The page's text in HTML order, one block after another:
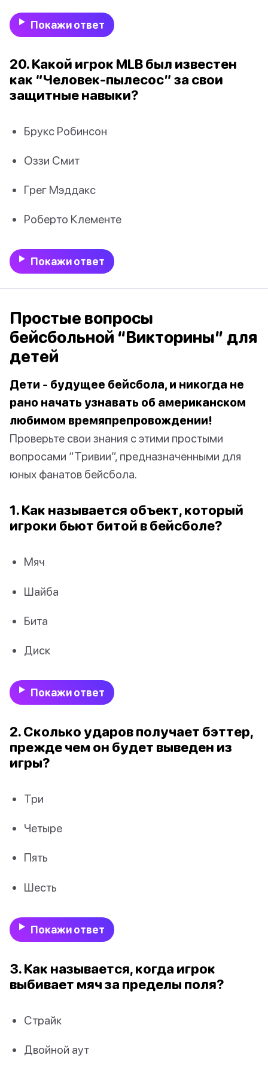
Покажи ответ
20. Какой игрок MLB был известен
как “Человек-пылесос” за свои
защитные навыки?
Брукс Робинсон
Оззи Смит
Грег Мэддакс
Роберто Клементе
Покажи ответ
Простые вопросы
бейсбольной “Викторины” для
детей
Дети - будущее бейсбола, и никогда не
рано начать узнавать об американском
любимом времяпрепровождении!
Проверьте свои знания с этими простыми
вопросами “Тривии”, предназначенными для
юных фанатов бейсбола.
1. Как называется объект, который
игроки бьют битой в бейсболе?
Мяч
Шайба
Бита
Диск
Покажи ответ
2. Сколько ударов получает бэттер,
прежде чем он будет выведен из
игры?
Три
Четыре
Пять
Шесть
Покажи ответ
3. Как называется, когда игрок
выбивает мяч за пределы поля?
Страйк
Двойной аут